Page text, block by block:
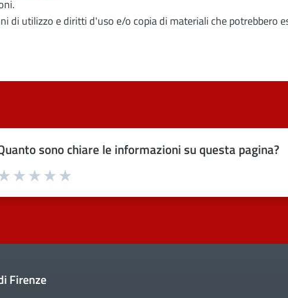
di utilizzo e diritti d'uso e/o copia di materiali che potrebbero
sono chiare le informazioni su questa pagina?
Valuta 4 stelle su 5
Valuta 3 stelle su 5
Valuta 2 stelle su 5
Valuta 1 stelle su 5
Firenze